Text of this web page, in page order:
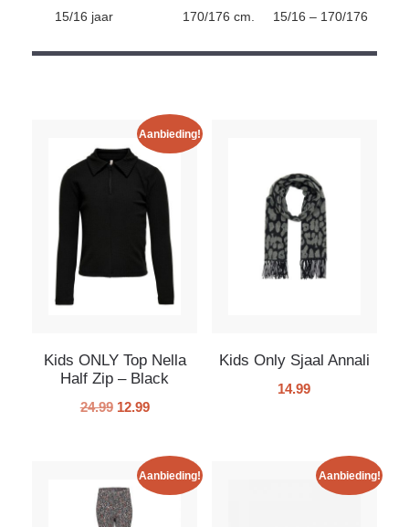
15/16 jaar 170/176 cm. 15/16 – 170/176
Aanbieding!
Kids ONLY Top Nella
Half Zip – Black
24.99 12.99
Kids Only Sjaal Annali
14.99
Aanbieding! Aanbieding!